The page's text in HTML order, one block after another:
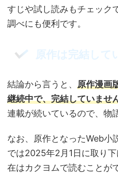
すじや試し読みもチェック
調べにも便利です。
原作は完結して
結論から言うと、 原作漫画
継続中で、完結していませ
連載が続いているので、物
なお、原作となったWeb小
では2025年2月1日に取り
在はカクヨムで読むことが